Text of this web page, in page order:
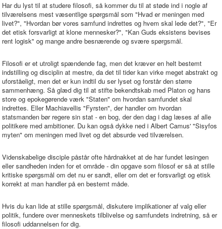
Har du lyst til at studere filosofi, så kommer du til at støde ind i nogle af
tilværelsens mest væsentlige spørgsmål som "Hvad er meningen med
livet?", "Hvordan bør vores samfund indrettes og hvem skal lede det?", "Er
det etisk forsvarligt at klone mennesker?", "Kan Guds eksistens bevises
rent logisk" og mange andre besnærende og svære spørgsmål.
Filosofi er et utroligt spændende fag, men det kræver en helt bestemt
indstilling og disciplin at mestre, da det til tider kan virke meget abstrakt og
uforståeligt, men det er kun indtil du ser lyset og forstår den større
sammenhæng. Så glæd dig til at stifte bekendtskab med Platon og hans
store og epokegørende værk "Staten" om hvordan samfundet skal
indrettes. Eller Machiavellis "Fyrsten", der handler om hvordan
statsmanden bør regere sin stat - en bog, der den dag i dag læses af alle
politikere med ambitioner. Du kan også dykke ned i Albert Camus' "Sisyfos
myten" om meningen med livet og det absurde ved tilværelsen.
Videnskabelige disciple påstår ofte hårdnakket at de har fundet løsingen
eller sandheden inden for et område - din opgave som filosof er så at stille
kritiske spørgsmål om det nu er sandt, eller om det er forsvarligt og etisk
korrekt at man handler på en bestemt måde.
Hvis du kan lide at stille spørgsmål, diskutere implikationer af valg eller
politik, fundere over menneskets tilblivelse og samfundets indretning, så er
filosofi uddannelsen for dig.